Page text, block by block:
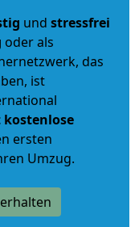
und stressfrei
oder als
das
ist
kostenlose
ersten
Umzug.